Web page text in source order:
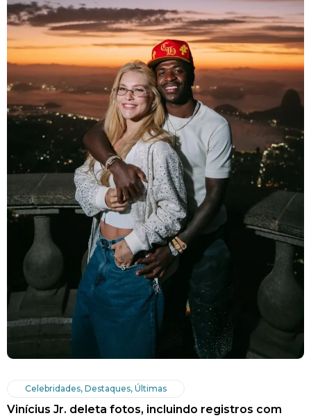
Celebridades, Destaques, Últimas
Vinícius Jr. deleta fotos, incluindo registros com